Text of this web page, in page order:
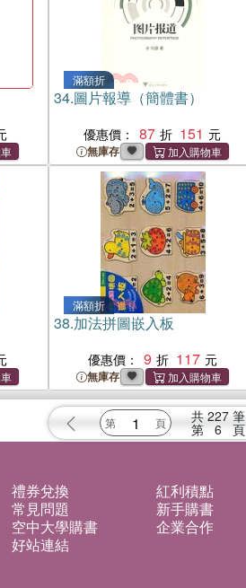
滿額折
34.圖片報導（簡體書）
優惠價： 87 151
無庫存
滿額折
38.加法拼圖嵌入板
優惠價： 9 117
無庫存
共 227 筆
第 6 頁
禮券兌換
紅利積點
常見問題
新手購書
空中大學購書
企業合作
好站連結